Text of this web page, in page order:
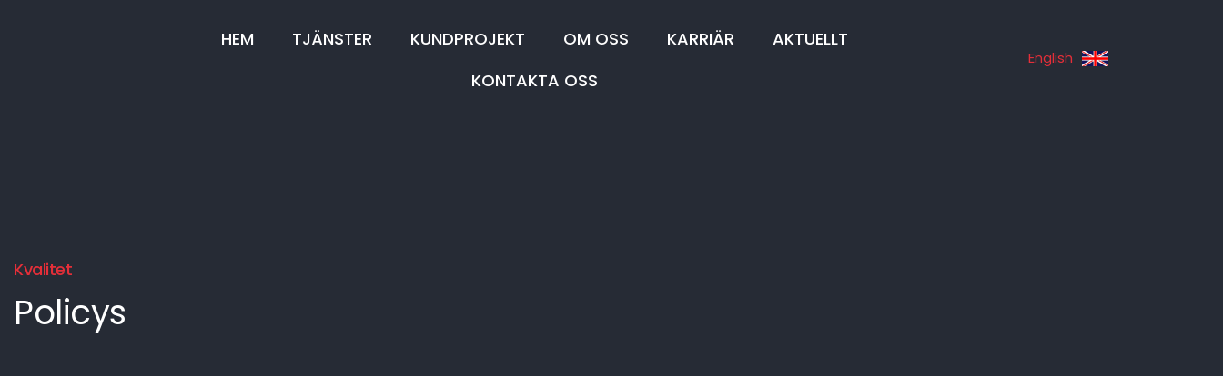
HEM TJÄNSTER KUNDPROJEKT OM OSS KARRIÄR
AKTUELLT
KONTAKTA OSS
English
Kvalitet
Policys